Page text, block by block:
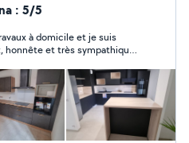
montés Nobilia, kit bien
Progéas. Je suis
de la plomberie, et tout
Disponible rapidement du
( pas moyen de
allovoisin !! Mais je suis
sur les
: 5/5
à domicile et je suis
honnête et très sympathique.
été propre. Le résultat est
de confiance !